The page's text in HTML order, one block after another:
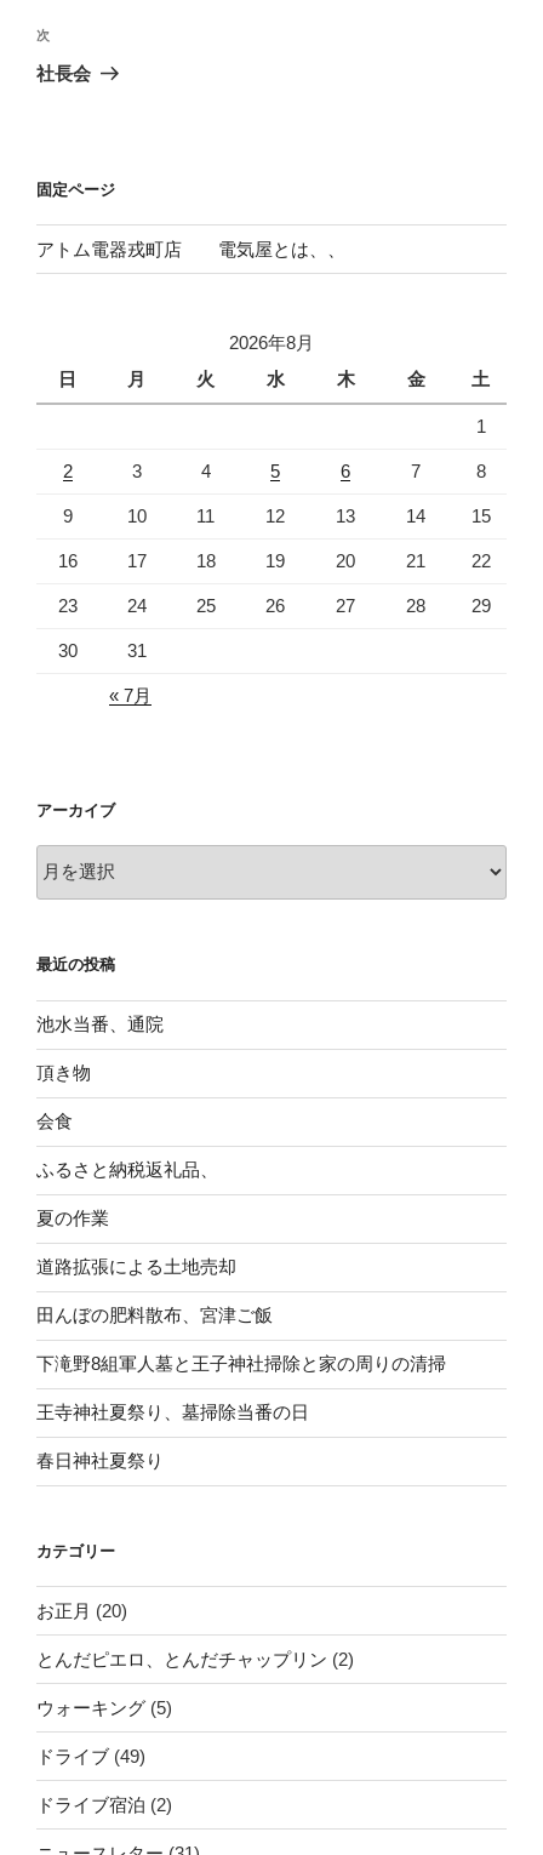
ビ
ゲ
ン
稿
次
の
次
社長会
固定ページ
アトム電器戎町店 電気屋とは、、
2026年8月
日
月 火 水 木 金 土
1
2 3 4 5 6 7 8
9 10 11 12 13 14 15
16 17 18 19 20 21 22
23 24 25 26 27 28 29
30 31
« 7月
アーカイブ
ー
ブ
最近の投稿
池水当番、通院
頂き物
会食
ふるさと納税返礼品、
夏の作業
道路拡張による土地売却
田んぼの肥料散布、宮津ご飯
下滝野8組軍人墓と王子神社掃除と家の周りの清掃
王寺神社夏祭り、墓掃除当番の日
春日神社夏祭り
カテゴリー
お正月 (20)
とんだピエロ、とんだチャップリン (2)
ウォーキング (5)
ドライブ (49)
ドライブ宿泊 (2)